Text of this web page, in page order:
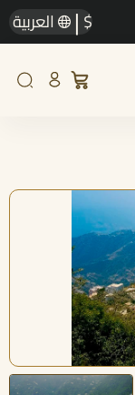
$
| العربية